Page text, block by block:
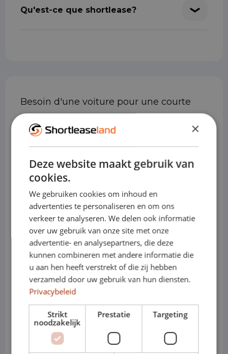
Qu'est-ce que shortlease?
Besoin d'une voiture pour une courte
durée ? Shortleaseland est la solution
ayant besoin d'un véhicule
supplémentaire temporaire ou un
particulier recherchant une voiture
confortable et spacieuse pour une
occasion spéciale, la location courte
durée Opel Movano vous offre la liberté
et la flexibilité dont vous avez besoin.
Alliant la flexibilité de la location simple
aux avantages du leasing, la location
courte durée est la solution idéale pour
×
Deze website maakt gebruik van
cookies.
We gebruiken cookies om inhoud en
advertenties te personaliseren en om ons
verkeer te analyseren. We delen ook informatie
over uw gebruik van onze site met onze
advertentie- en analysepartners, die deze
kunnen combineren met andere informatie die
u aan hen heeft verstrekt of die zij hebben
verzameld door uw gebruik van hun diensten.
Privacybeleid
Strikt
noodzakelijk
Prestatie Targeting